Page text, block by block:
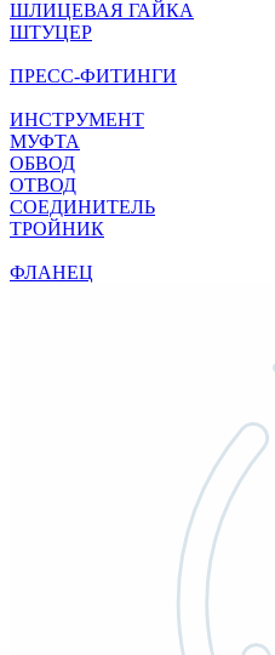
ШЛИЦЕВАЯ ГАЙКА
ШТУЦЕР
ПРЕСС-ФИТИНГИ
ИНСТРУМЕНТ
МУФТА
ОБВОД
ОТВОД
СОЕДИНИТЕЛЬ
ТРОЙНИК
ФЛАНЕЦ